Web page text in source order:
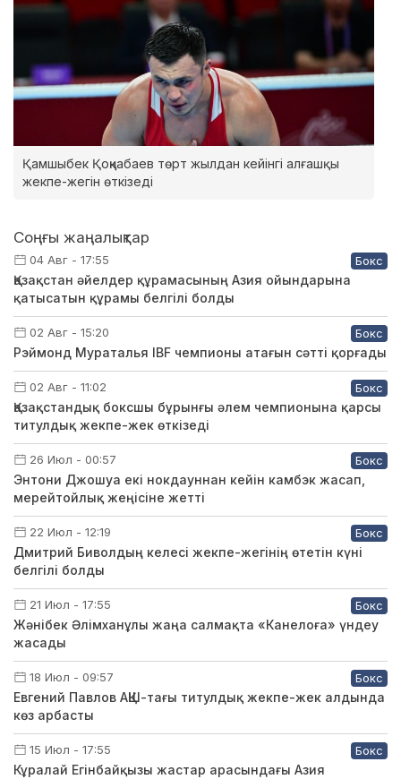
Қамшыбек Қоңқабаев төрт жылдан кейінгі алғашқы
жекпе-жегін өткізеді
Соңғы жаңалықтар
04 Авг - 17:55 Бокс
Қазақстан әйелдер құрамасының Азия ойындарына
қатысатын құрамы белгілі болды
02 Авг - 15:20 Бокс
Рэймонд Мураталья IBF чемпионы атағын сәтті қорғады
02 Авг - 11:02 Бокс
Қазақстандық боксшы бұрынғы әлем чемпионына қарсы
титулдық жекпе-жек өткізеді
26 Июл - 00:57 Бокс
Энтони Джошуа екі нокдауннан кейін камбэк жасап,
мерейтойлық жеңісіне жетті
22 Июл - 12:19 Бокс
Дмитрий Биволдың келесі жекпе-жегінің өтетін күні
белгілі болды
21 Июл - 17:55 Бокс
Жәнібек Әлімханұлы жаңа салмақта «Канелоға» үндеу
жасады
18 Июл - 09:57 Бокс
Евгений Павлов АҚШ-тағы титулдық жекпе-жек алдында
көз арбасты
15 Июл - 17:55 Бокс
Кұралай Егінбайқызы жастар арасындағы Азия